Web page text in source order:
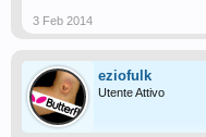
3 Feb 2014
eziofulk
Utente Attivo